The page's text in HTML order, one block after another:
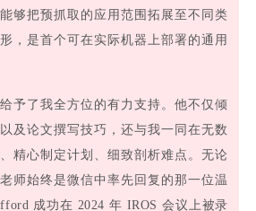
够把预抓取的应用范围拓展至不同类
，是首个可在实际机器上部署的通用
予了我全方位的有力支持。他不仅倾
及论文撰写技巧，还与我一同在无数
精心制定计划、细致剖析难点。无论
师始终是微信中率先回复的那一位温
成功在 2024 年 IROS 会议上被录